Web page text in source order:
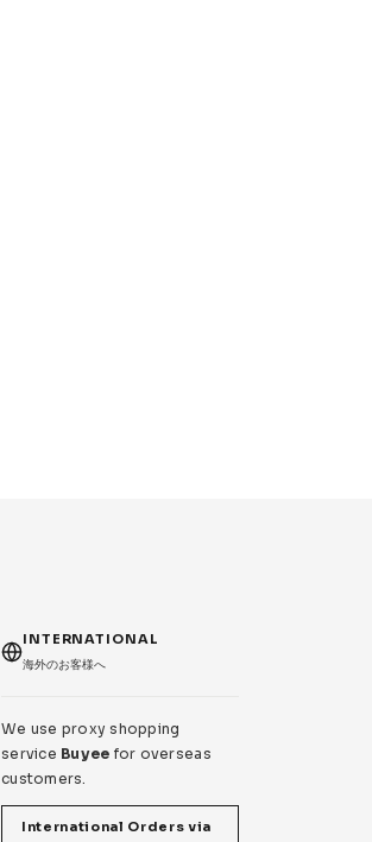
INTERNATIONAL
海外のお客様へ
We use proxy shopping
service Buyee for overseas
customers.
International Orders via